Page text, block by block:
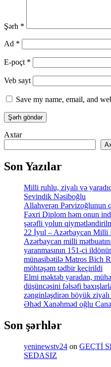
Şərh *
Ad *
E-poçt *
Veb sayt
Save my name, email, and
Axtar
Son Yazılar
Milli ruhlu, ziyalı və
Sevindik Nəsiboğlu
Allahverən Pərvizoğlunun
Fəxri Diplom həm onun
şərəfli yolun
22 İyul – Azərbaycan Milli
Azərbaycan milli
yaranmasının 151-ci
münasibətilə Matros Bich
möhtəşəm tədbir keçirildi
Elmi məktəb yaradan,
düşüncəsini fəlsəfi
zənginləşdirən böyük
Əhəd Xanəhməd oğlu
Son şərhlər
yeninewstv24 on GEÇTİ
SEDASIZ